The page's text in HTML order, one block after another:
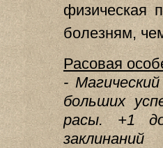
физическая
болезням,
Расовая
-
больших
расы. +1
заклинаний